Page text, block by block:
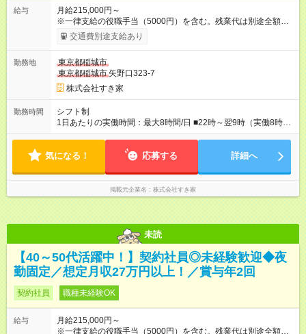
給与
月給215,000円～
※一律支給の役職手当（5000円）を含む。残業代は別途全額支
給。 ※深夜勤務手当は、残業時間等により変動します。 ※想定
月収27万円以上 ※最大4回昇給のチャンスあり ※賞与年2回支給
交通費別途支給あり
勤務地
東京都稲城市
東京都稲城市矢野口323-7
株式会社すき家
勤務時間
シフト制
1日あたりの実働時間：最大8時間/日 ■22時～翌9時（実働8時
間） ※上記はあくまでも一例です。店舗により、時間が前後す
のシフトを組んでいます。 ★各店舗のサポートのために本社に
気になる！ 応募する 詳細へ
掲載元企業名 株式会社すき家
未読
【40～50代活躍中！】契約社員◎未経験歓迎◆夜
勤固定／想定月収27万円以上！／賞与年2回
契約社員 職種未経験OK
給与
月給215,000円～
※一律支給の役職手当（5000円）を含む。残業代は別途全額支